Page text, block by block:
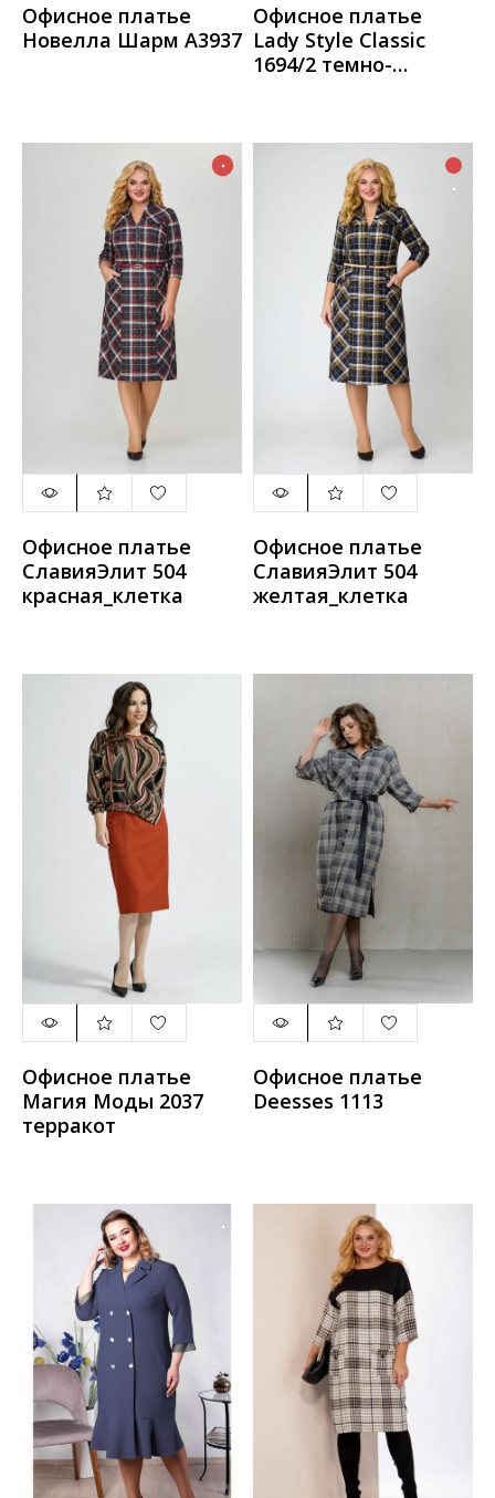
Офисное платье
Новелла Шарм А3937
Офисное платье
Lady Style Classic
1694/2 темно-
Офисное платье
СлавияЭлит 504
красная_клетка
Офисное платье
СлавияЭлит 504
желтая_клетка
Офисное платье
Магия Моды 2037
терракот
Офисное платье
Deesses 1113